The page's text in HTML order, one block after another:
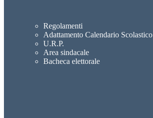
Regolamenti
Adattamento Calendario Scolastico
U.R.P.
Area sindacale
Bacheca elettorale